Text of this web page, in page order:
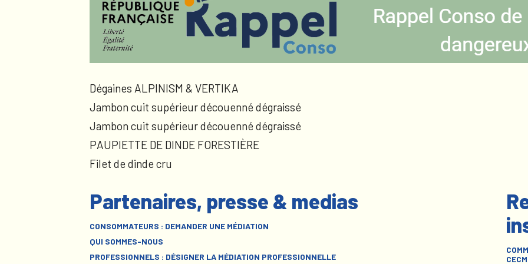
Dégaines ALPINISM & VERTIKA
Jambon cuit supérieur découenné dégraissé
Jambon cuit supérieur découenné dégraissé
PAUPIETTE DE DINDE FORESTIÈRE
Filet de dinde cru
Partenaires, presse & medias
CONSOMMATEURS : DEMANDER UNE MÉDIATION
QUI SOMMES-NOUS
PROFESSIONNELS : DÉSIGNER LA MÉDIATION PROFESSIONNELLE